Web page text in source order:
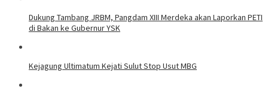
Dukung Tambang JRBM, Pangdam XIII Merdeka akan Laporkan PETI
di Bakan ke Gubernur YSK
Kejagung Ultimatum Kejati Sulut Stop Usut MBG